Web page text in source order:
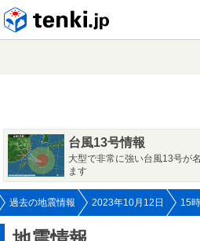
台風13号情報
大型で非常に強い台風13号が
ます
過去の地震情報 2023年10月12日 15